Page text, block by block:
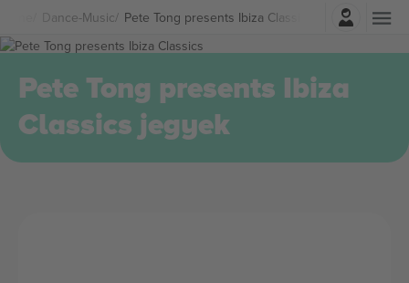
Dance-Music Pete Tong presents Ibiza Classics Jegyek
Belépés
Pete Tong presents Ibiza
Classics jegyek